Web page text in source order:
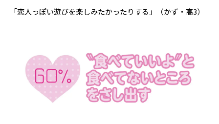
「恋人っぽい遊びを楽しみたかったりする」（かず・高3）